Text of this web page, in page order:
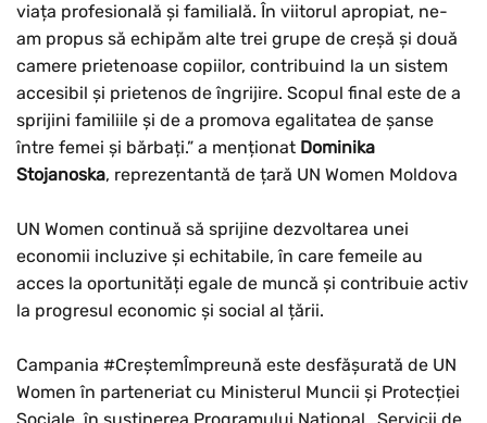
viața profesională și familială. În viitorul apropiat, ne-
am propus să echipăm alte trei grupe de creșă și două
camere prietenoase copiilor, contribuind la un sistem
accesibil și prietenos de îngrijire. Scopul final este de a
sprijini familiile și de a promova egalitatea de șanse
între femei și bărbați.” a menționat Dominika
Stojanoska, reprezentantă de țară UN Women Moldova
UN Women continuă să sprijine dezvoltarea unei
economii incluzive și echitabile, în care femeile au
acces la oportunități egale de muncă și contribuie activ
la progresul economic și social al țării.
Campania #CreștemÎmpreună este desfășurată de UN
Women în parteneriat cu Ministerul Muncii și Protecției